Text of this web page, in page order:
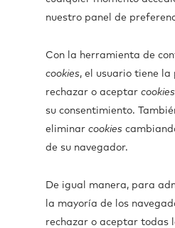
nuestro panel de
Con la herramienta de
cookies, el usuario tiene
rechazar o aceptar cookies
su consentimiento.
eliminar cookies
de su navegador.
De igual manera, para
la mayoría de los
rechazar o aceptar todas